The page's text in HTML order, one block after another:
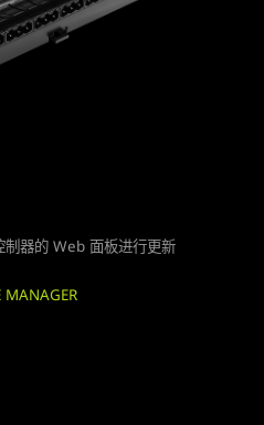
制器的 Web 面板进行更新
MANAGER